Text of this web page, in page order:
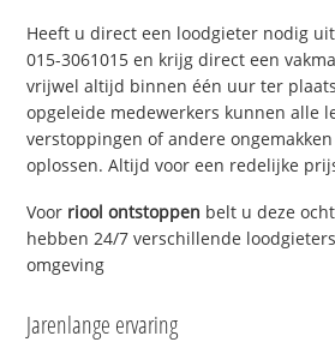
Heeft u direct een loodgieter nodig
015-3061015 en krijg direct een
vrijwel altijd binnen één uur ter
opgeleide medewerkers kunnen alle
verstoppingen of andere
oplossen. Altijd voor een redelijke
Voor riool ontstoppen belt u deze
hebben 24/7 verschillende
omgeving
Jarenlange ervaring